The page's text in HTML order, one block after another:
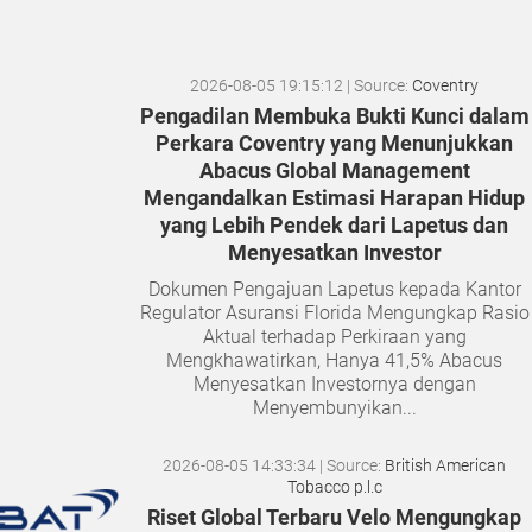
2026-08-05 19:15:12 | Source: Coventry
Pengadilan Membuka Bukti Kunci dalam
Perkara Coventry yang Menunjukkan
Abacus Global Management
Mengandalkan Estimasi Harapan Hidup
yang Lebih Pendek dari Lapetus dan
Menyesatkan Investor
Dokumen Pengajuan Lapetus kepada Kantor
Regulator Asuransi Florida Mengungkap Rasio
Aktual terhadap Perkiraan yang
Mengkhawatirkan, Hanya 41,5% Abacus
Menyesatkan Investornya dengan
Menyembunyikan...
2026-08-05 14:33:34 | Source: British American
Tobacco p.l.c
Riset Global Terbaru Velo Mengungkap